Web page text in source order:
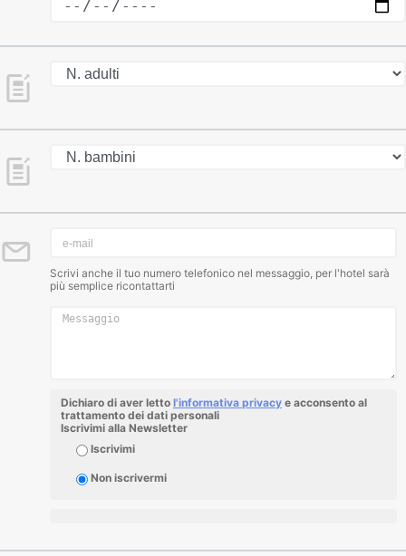
Scrivi anche il tuo numero telefonico nel messaggio, per l'hotel sarà
più semplice ricontattarti
Dichiaro di aver letto l'informativa privacy e acconsento al
trattamento dei dati personali
Iscrivimi alla Newsletter
Iscrivimi
Non iscrivermi